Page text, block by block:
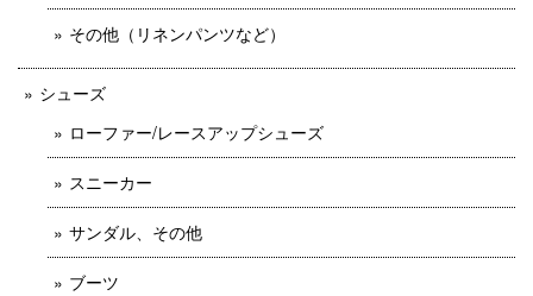
その他（リネンパンツなど）
シューズ
ローファー/レースアップシューズ
スニーカー
サンダル、その他
ブーツ